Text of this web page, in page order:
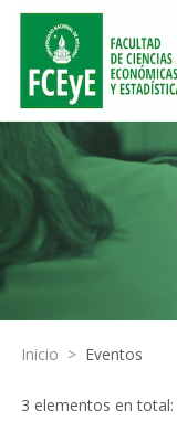
Inicio > Eventos
3 elementos en total: